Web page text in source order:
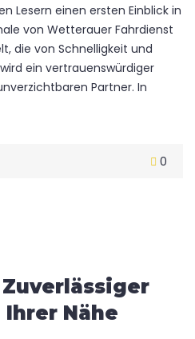
Lesern einen ersten Einblick in
von Wetterauer Fahrdienst
die von Schnelligkeit und
ein vertrauenswürdiger
Partner. In
0
Zuverlässiger
Nähe